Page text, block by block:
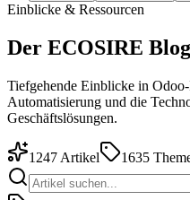
Einblicke & Ressourcen
Der ECOSIRE Blog
Tiefgehende Einblicke in
Automatisierung und die
Geschäftslösungen.
1247 Artikel 1635